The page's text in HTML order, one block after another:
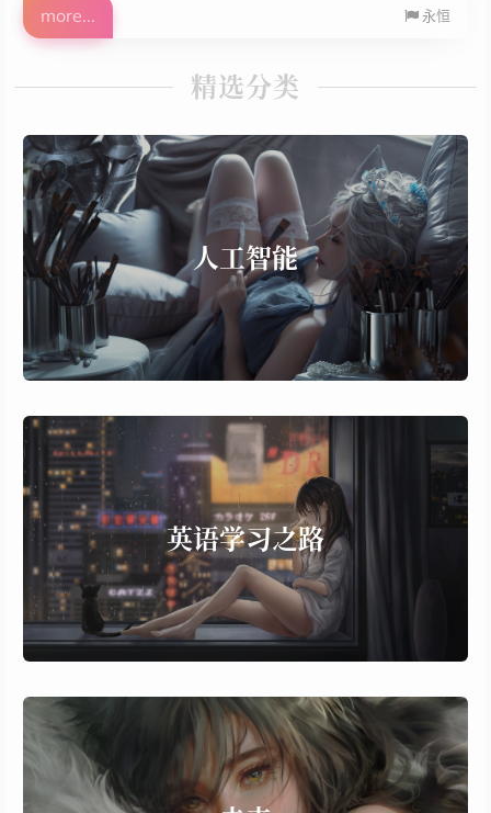
如果有任何疑问，欢迎给我私信或留言，UP 主看到的话都会
回复的～ # 视频链接 本科毕设展示：戴着 AR 眼镜度量城市
永恒
more...
精选分类
人工智能
人工智能
FFmpeg
OpenCV
WebRTC
WinRTC
YOLOv5
书籍
11 个子项，77 篇文章
more...
英语学习之路
英语学习之路
发音
口语
日常小知识点
每日精读
雅思备战
6 个子项，38 篇文章
more...
未来
HoloLens2开发笔记
Rokid